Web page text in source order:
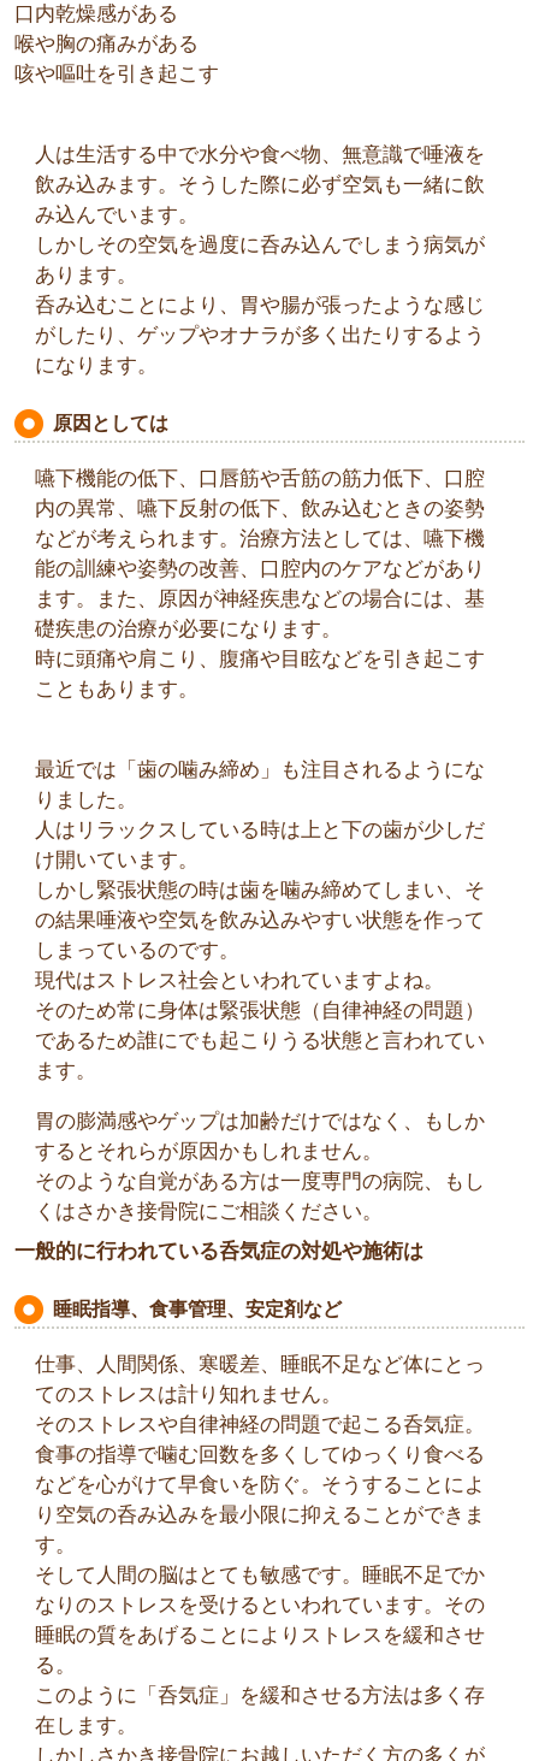
口内乾燥感がある
喉や胸の痛みがある
咳や嘔吐を引き起こす
人は生活する中で水分や食べ物、無意識で唾液を
飲み込みます。そうした際に必ず空気も一緒に飲
み込んでいます。
しかしその空気を過度に呑み込んでしまう病気が
あります。
呑み込むことにより、胃や腸が張ったような感じ
がしたり、ゲップやオナラが多く出たりするよう
になります。
原因としては
嚥下機能の低下、口唇筋や舌筋の筋力低下、口腔
内の異常、嚥下反射の低下、飲み込むときの姿勢
などが考えられます。治療方法としては、嚥下機
能の訓練や姿勢の改善、口腔内のケアなどがあり
ます。また、原因が神経疾患などの場合には、基
礎疾患の治療が必要になります。
時に頭痛や肩こり、腹痛や目眩などを引き起こす
こともあります。
最近では「歯の噛み締め」も注目されるようにな
りました。
人はリラックスしている時は上と下の歯が少しだ
け開いています。
しかし緊張状態の時は歯を噛み締めてしまい、そ
の結果唾液や空気を飲み込みやすい状態を作って
しまっているのです。
現代はストレス社会といわれていますよね。
そのため常に身体は緊張状態（自律神経の問題）
であるため誰にでも起こりうる状態と言われてい
ます。
胃の膨満感やゲップは加齢だけではなく、もしか
するとそれらが原因かもしれません。
そのような自覚がある方は一度専門の病院、もし
くはさかき接骨院にご相談ください。
一般的に行われている呑気症の対処や施術は
睡眠指導、食事管理、安定剤など
仕事、人間関係、寒暖差、睡眠不足など体にとっ
てのストレスは計り知れません。
そのストレスや自律神経の問題で起こる呑気症。
食事の指導で噛む回数を多くしてゆっくり食べる
などを心がけて早食いを防ぐ。そうすることによ
り空気の呑み込みを最小限に抑えることができま
す。
そして人間の脳はとても敏感です。睡眠不足でか
なりのストレスを受けるといわれています。その
睡眠の質をあげることによりストレスを緩和させ
る。
このように「呑気症」を緩和させる方法は多く存
在します。
しかしさかき接骨院にお越しいただく方の多くが